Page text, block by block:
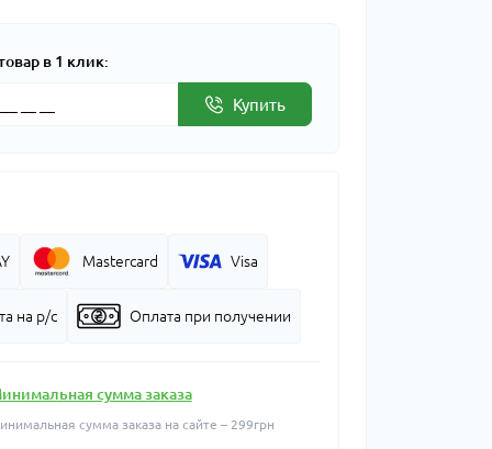
в 1 клик:
Купить
Mastercard Visa
на р/с Оплата при получении
сумма заказа
сумма заказа на сайте – 299грн